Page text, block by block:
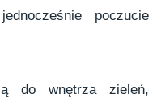
poczucie
do wnętrza zieleń,